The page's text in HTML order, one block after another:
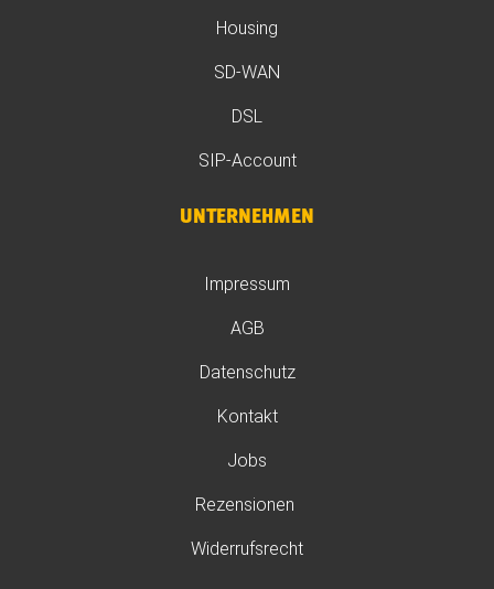
Housing
SD-WAN
DSL
SIP-Account
UNTERNEHMEN
Impressum
AGB
Datenschutz
Kontakt
Jobs
Rezensionen
Widerrufsrecht